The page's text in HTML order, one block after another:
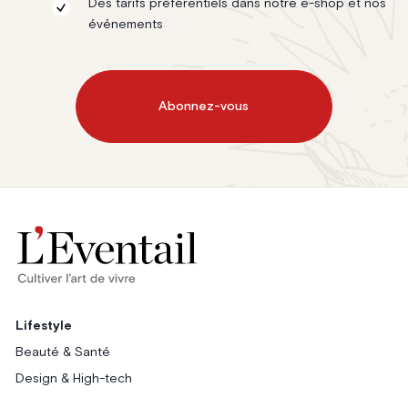
Des tarifs préférentiels dans notre e-shop et nos
événements
Abonnez-vous
Lifestyle
Beauté & Santé
Design & High-tech